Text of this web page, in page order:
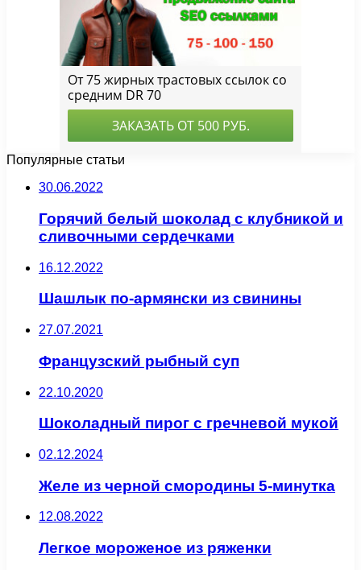
Популярные статьи
30.06.2022
Горячий белый шоколад с клубникой и
сливочными сердечками
16.12.2022
Шашлык по-армянски из свинины
27.07.2021
Французский рыбный суп
22.10.2020
Шоколадный пирог с гречневой мукой
02.12.2024
Желе из черной смородины 5-минутка
12.08.2022
Легкое мороженое из ряженки